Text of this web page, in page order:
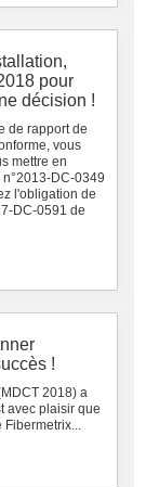
pour
décision !
de rapport de
vous
mettre en
DC-0349
l'obligation de
DC-0591 de
!
2018) a
avec plaisir que
Fibermetrix...